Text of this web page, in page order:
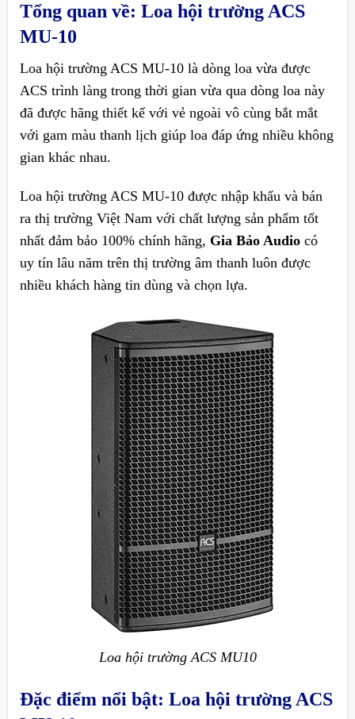
Tổng quan về: Loa hội trường ACS
MU-10
Loa hội trường ACS MU-10 là dòng loa vừa được
ACS trình làng trong thời gian vừa qua dòng loa này
đã được hãng thiết kế với vẻ ngoài vô cùng bắt mắt
với gam màu thanh lịch giúp loa đáp ứng nhiều không
gian khác nhau.
Loa hội trường ACS MU-10 được nhập khẩu và bán
ra thị trường Việt Nam với chất lượng sản phẩm tốt
nhất đảm bảo 100% chính hãng, Gia Bảo Audiocó
uy tín lâu năm trên thị trường âm thanh luôn được
nhiều khách hàng tin dùng và chọn lựa.
Loa hội trường ACS MU10
Đặc điểm nổi bật: Loa hội trường ACS